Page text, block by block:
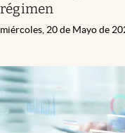
régimen
miércoles, 20 de Mayo de